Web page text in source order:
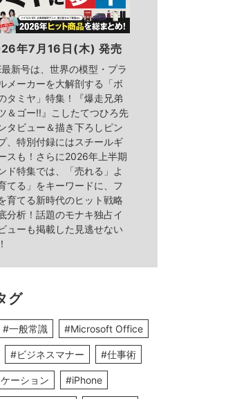
年7月16日(木) 発売
最新号は、世界の模型・プラ
メーカーを大解剖する「ボ
タミヤ」特集！『爆走兄弟
＆ゴー!!』こしたてつひろ先
タビュー＆描き下ろしピン
、特別付録にはスチールギ
スも！さらに2026年上半期
ド特集では、「売れる」よ
てる」をキーワードに、フ
育てる新時代のヒット戦略
分析！話題のモナキ独占イ
ューも掲載した見逃せない
グ
#一般常識 #Microsoft Office
#ビジネスマナー #仕事術
ーション #iPhone